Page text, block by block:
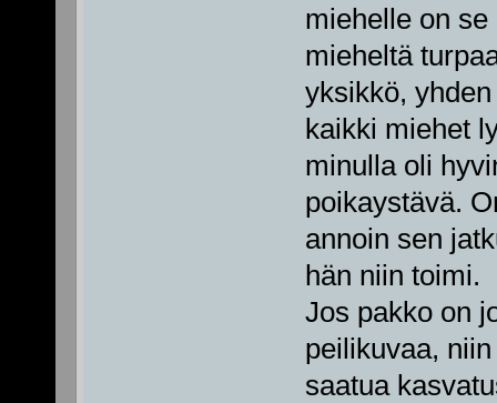
miehelle on
mieheltä
yksikkö,
kaikki miehet
minulla oli
poikaystävä.
annoin sen
hän niin toimi.
Jos pakko on
peilikuvaa,
saatua